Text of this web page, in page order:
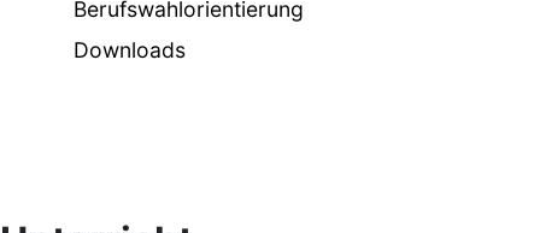
Berufswahlorientierung
Downloads